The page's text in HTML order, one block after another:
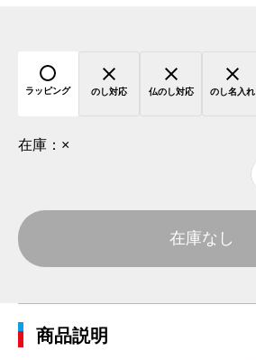
ラッピング のし対応 仏のし対応 のし名入れ
在庫： ×
在庫なし
商品説明